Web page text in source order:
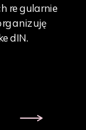
regularnie